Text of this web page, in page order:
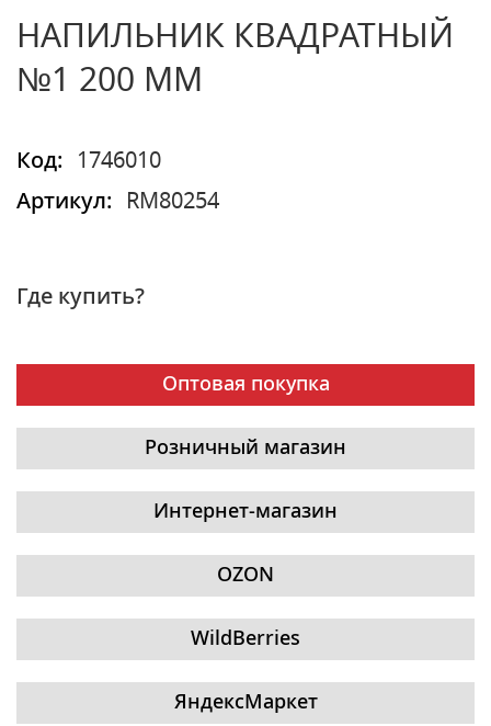
НАПИЛЬНИК КВАДРАТНЫЙ
№1 200 ММ
Код:
1746010
Артикул:
RM80254
Где купить?
Оптовая покупка
Розничный магазин
Интернет-магазин
OZON
WildBerries
ЯндексМаркет